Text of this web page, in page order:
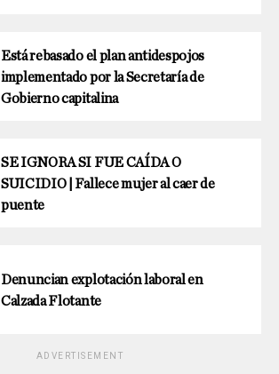
Está rebasado el plan antidespojos
implementado por la Secretaría de
Gobierno capitalina
SE IGNORA SI FUE CAÍDA O
SUICIDIO | Fallece mujer al caer de
puente
Denuncian explotación laboral en
Calzada Flotante
ADVERTISEMENT